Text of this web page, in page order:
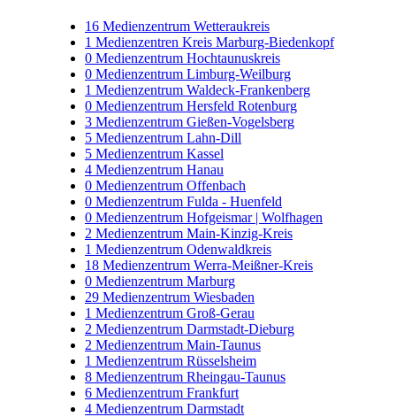
16 Medienzentrum Wetteraukreis
1 Medienzentren Kreis Marburg-Biedenkopf
0 Medienzentrum Hochtaunuskreis
0 Medienzentrum Limburg-Weilburg
1 Medienzentrum Waldeck-Frankenberg
0 Medienzentrum Hersfeld Rotenburg
3 Medienzentrum Gießen-Vogelsberg
5 Medienzentrum Lahn-Dill
5 Medienzentrum Kassel
4 Medienzentrum Hanau
0 Medienzentrum Offenbach
0 Medienzentrum Fulda - Huenfeld
0 Medienzentrum Hofgeismar | Wolfhagen
2 Medienzentrum Main-Kinzig-Kreis
1 Medienzentrum Odenwaldkreis
18 Medienzentrum Werra-Meißner-Kreis
0 Medienzentrum Marburg
29 Medienzentrum Wiesbaden
1 Medienzentrum Groß-Gerau
2 Medienzentrum Darmstadt-Dieburg
2 Medienzentrum Main-Taunus
1 Medienzentrum Rüsselsheim
8 Medienzentrum Rheingau-Taunus
6 Medienzentrum Frankfurt
4 Medienzentrum Darmstadt